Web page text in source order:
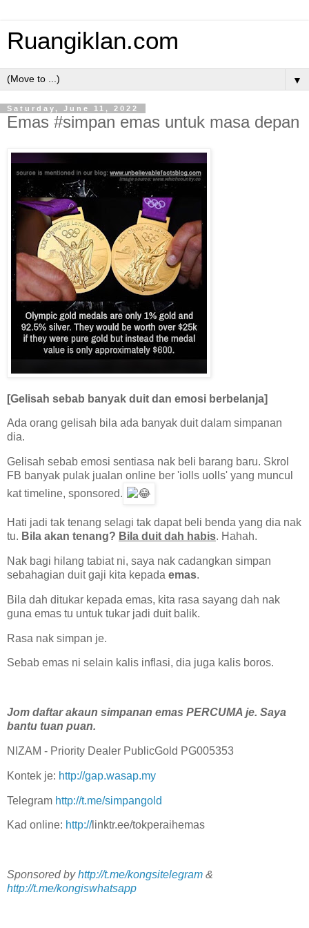
Ruangiklan.com
▼
Saturday, June 11, 2022
Emas #simpan emas untuk masa depan
[Gelisah sebab banyak duit dan emosi berbelanja]
Ada orang gelisah bila ada banyak duit dalam simpanan
dia.
Gelisah sebab emosi sentiasa nak beli barang baru. Skrol
FB banyak pulak jualan online ber 'iolls uolls' yang muncul
kat timeline, sponsored.
Hati jadi tak tenang selagi tak dapat beli benda yang dia nak
tu. Bila akan tenang? Bila duit dah habis. Hahah.
Nak bagi hilang tabiat ni, saya nak cadangkan simpan
sebahagian duit gaji kita kepada emas.
Bila dah ditukar kepada emas, kita rasa sayang dah nak
guna emas tu untuk tukar jadi duit balik.
Rasa nak simpan je.
Sebab emas ni selain kalis inflasi, dia juga kalis boros.
Jom daftar akaun simpanan emas PERCUMA je. Saya
bantu tuan puan.
NIZAM - Priority Dealer PublicGold PG005353
Kontek je: http://gap.wasap.my
Telegram http://t.me/simpangold
Kad online: http://linktr.ee/tokperaihemas
Sponsored byhttp://t.me/kongsitelegram &
http://t.me/kongiswhatsapp